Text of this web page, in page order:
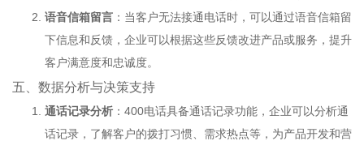
语音信箱留言 ：当客户无法接通电话时，可以通过语音信箱留
下信息和反馈，企业可以根据这些反馈改进产品或服务，提升
客户满意度和忠诚度。
五、数据分析与决策支持
通话记录分析 ：400电话具备通话记录功能，企业可以分析通
话记录，了解客户的拨打习惯、需求热点等，为产品开发和营